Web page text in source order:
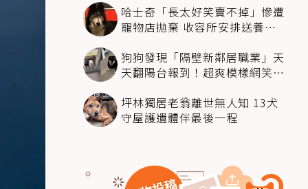
哈士奇「長太好笑賣不掉」慘遭
寵物店拋棄 收容所安排送養活
狗狗發現「隔壁新鄰居職業」天
天翻陽台報到！超爽模樣網笑
坪林獨居老翁離世無人知 13犬
守屋護遺體伴最後一程